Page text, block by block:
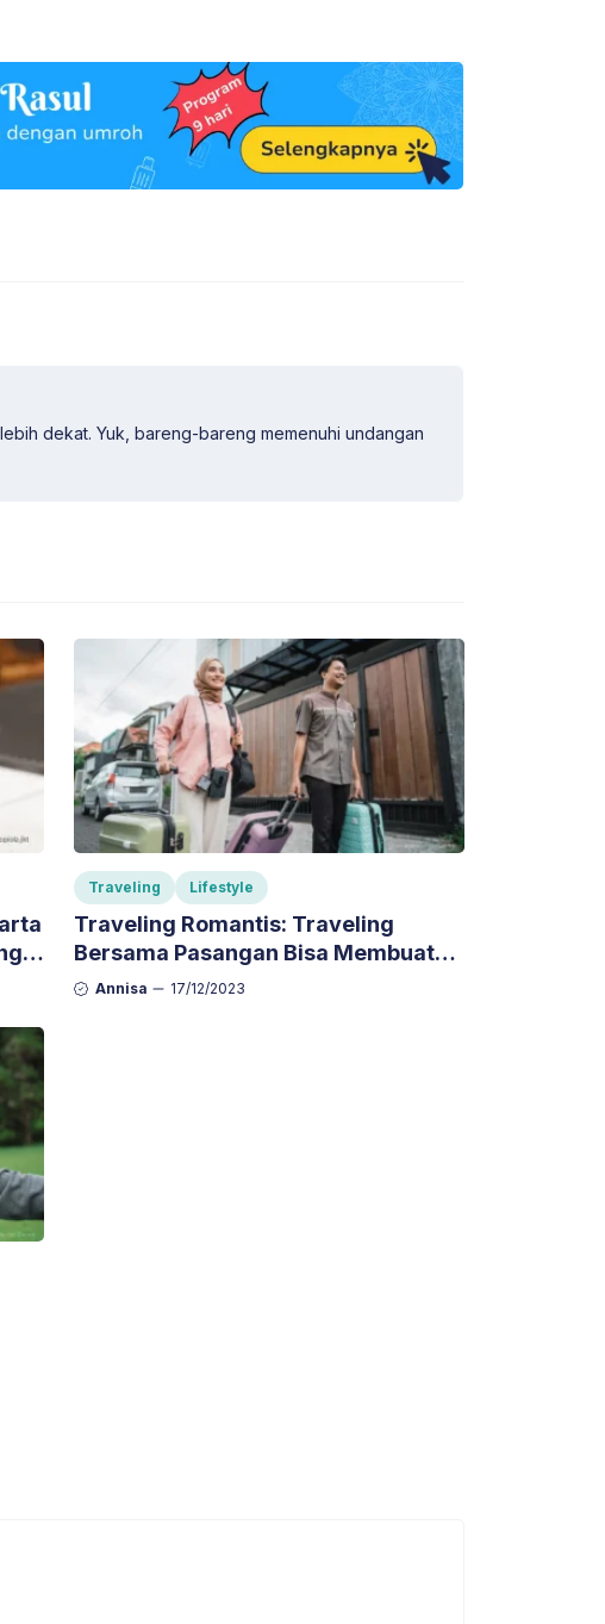
dekat. Yuk, bareng-bareng memenuhi undangan
Traveling Lifestyle
Traveling Romantis: Traveling
Bersama Pasangan Bisa Membuat
Hubungan Makin Romantis
Annisa 17/12/2023